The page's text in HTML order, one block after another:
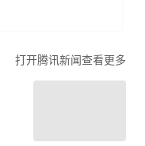
打开腾讯新闻查看更多